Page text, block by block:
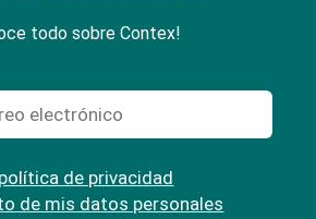
todo sobre Contex!
política de privacidad
de mis datos personales